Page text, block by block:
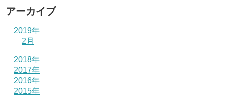
アーカイブ
2019年
2月
2018年
2017年
2016年
2015年